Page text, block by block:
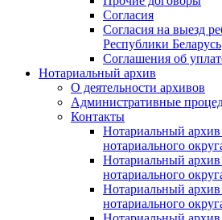
Согласия
Согласия на выезд
Республики Беларусь
Соглашения об
Нотариальный архив
О деятельности архивов
Административные
Контакты
Нотариальный архив
нотариального
Нотариальный архив
нотариального
Нотариальный архив
нотариального